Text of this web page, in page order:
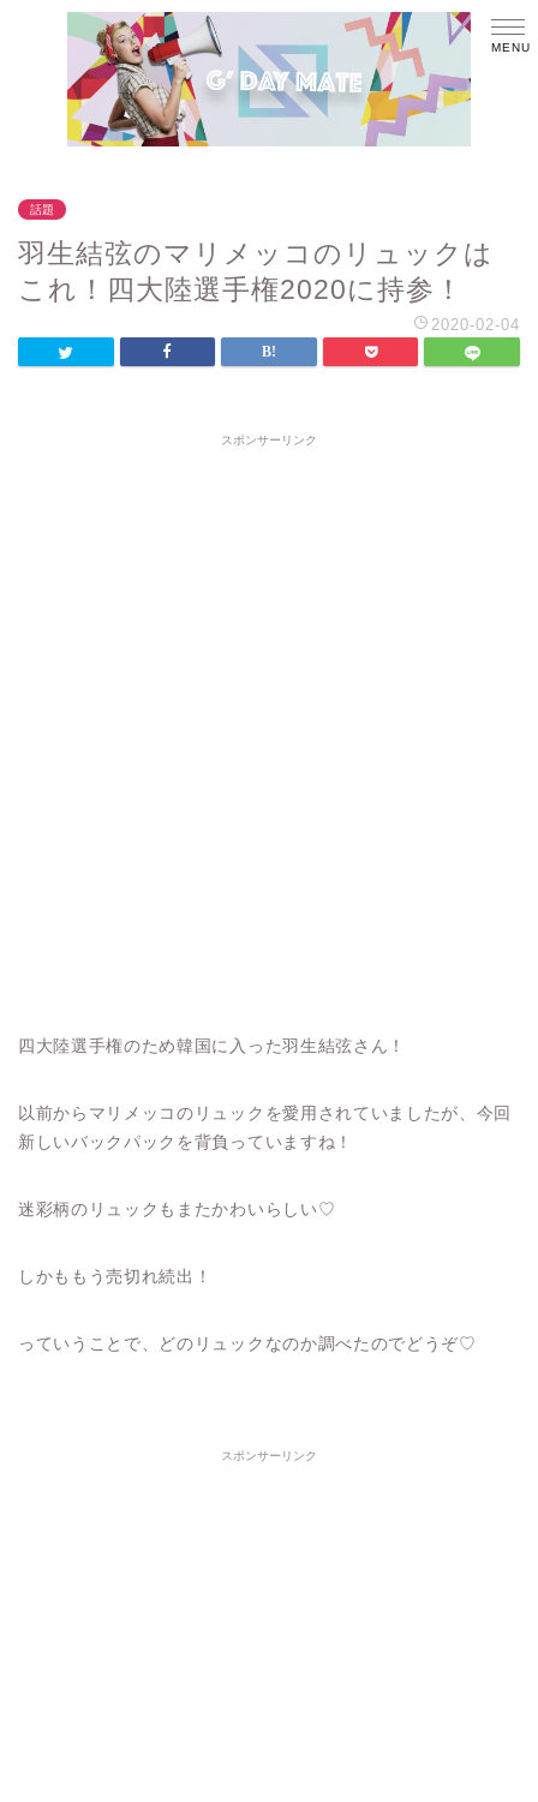
話題
羽生結弦のマリメッコのリュックは
これ！四大陸選手権2020に持参！
2020-02-04
スポンサーリンク
四大陸選手権のため韓国に入った羽生結弦さん！
以前からマリメッコのリュックを愛用されていましたが、今回
新しいバックパックを背負っていますね！
迷彩柄のリュックもまたかわいらしい♡
しかももう売切れ続出！
っていうことで、どのリュックなのか調べたのでどうぞ♡
スポンサーリンク